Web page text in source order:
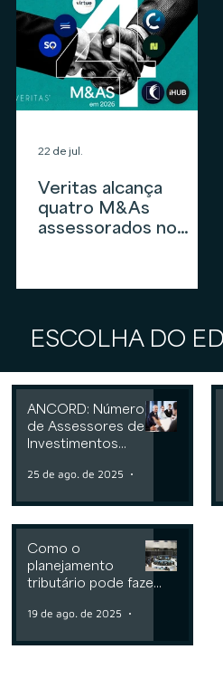
Veritas alcança
quatro M&As
assessorados no
investimentos em
22 de jul.
ESCOLHA DO
ANCORD: Número
de Assessores de
Investimentos
últimos 12 meses
25 de ago. de 2025
Como o
planejamento
tributário pode fazer
Consultorias ou
19 de ago. de 2025